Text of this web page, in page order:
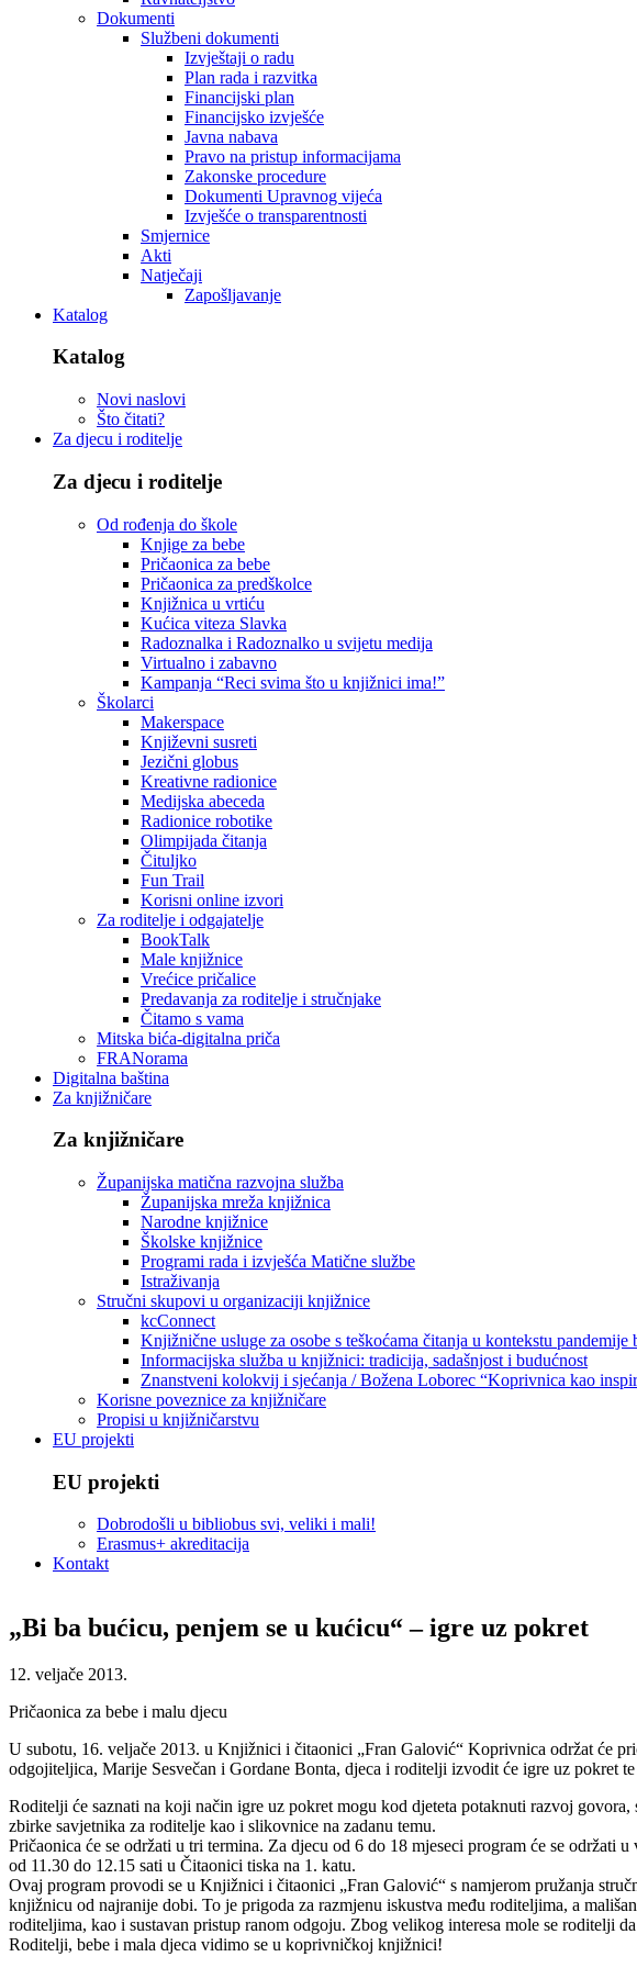
Dokumenti
Službeni dokumenti
Izvještaji o radu
Plan rada i razvitka
Financijski plan
Financijsko izvješće
Javna nabava
Pravo na pristup informacijama
Zakonske procedure
Dokumenti Upravnog vijeća
Izvješće o transparentnosti
Smjernice
Akti
Natječaji
Zapošljavanje
Katalog
Katalog
Novi naslovi
Što čitati?
Za djecu i roditelje
Za djecu i roditelje
Od rođenja do škole
Knjige za bebe
Pričaonica za bebe
Pričaonica za predškolce
Knjižnica u vrtiću
Kućica viteza Slavka
Radoznalka i Radoznalko u svijetu medija
Virtualno i zabavno
Kampanja “Reci svima što u knjižnici ima!”
Školarci
Makerspace
Književni susreti
Jezični globus
Kreativne radionice
Medijska abeceda
Radionice robotike
Olimpijada čitanja
Čituljko
Fun Trail
Korisni online izvori
Za roditelje i odgajatelje
BookTalk
Male knjižnice
Vrećice pričalice
Predavanja za roditelje i stručnjake
Čitamo s vama
Mitska bića-digitalna priča
FRANorama
Digitalna baština
Za knjižničare
Za knjižničare
Županijska matična razvojna služba
Županijska mreža knjižnica
Narodne knjižnice
Školske knjižnice
Programi rada i izvješća Matične službe
Istraživanja
Stručni skupovi u organizaciji knjižnice
kcConnect
Knjižnične usluge za osobe s teškoćama čitanja u kontekstu
Informacijska služba u knjižnici: tradicija, sadašnjost i budućnost
Znanstveni kolokvij i sjećanja / Božena Loborec “Koprivnica kao
Korisne poveznice za knjižničare
Propisi u knjižničarstvu
EU projekti
EU projekti
Dobrodošli u bibliobus svi, veliki i mali!
Erasmus+ akreditacija
Kontakt
„Bi ba bućicu, penjem se u kućicu“ – igre uz pokret
12. veljače 2013.
Pričaonica za bebe i malu djecu
U subotu, 16. veljače 2013. u Knjižnici i čitaonici „Fran Galović“ Koprivnica održat će
odgojiteljica, Marije Sesvečan i Gordane Bonta, djeca i roditelji izvodit će igre uz pokret
Roditelji će saznati na koji način igre uz pokret mogu kod djeteta potaknuti razvoj
zbirke savjetnika za roditelje kao i slikovnice na zadanu temu.
Pričaonica će se održati u tri termina. Za djecu od 6 do 18 mjeseci program će se
od 11.30 do 12.15 sati u Čitaonici tiska na 1. katu.
Ovaj program provodi se u Knjižnici i čitaonici „Fran Galović“ s namjerom pružanja
knjižnicu od najranije dobi. To je prigoda za razmjenu iskustva među roditeljima, a
roditeljima, kao i sustavan pristup ranom odgoju. Zbog velikog interesa mole se roditelji
Roditelji, bebe i mala djeca vidimo se u koprivničkoj knjižnici!